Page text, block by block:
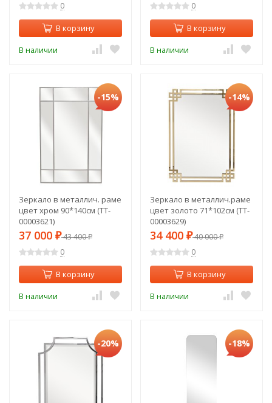
0
В корзину
В наличии
0
В корзину
В наличии
-15%
Зеркало в металлич. раме
цвет хром 90*140см (TT-
00003621)
37 000 ₽43 400₽
0
В корзину
В наличии
-14%
Зеркало в металлич.раме
цвет золото 71*102см (TT-
00003629)
34 400 ₽40 000₽
0
В корзину
В наличии
-20% -18%